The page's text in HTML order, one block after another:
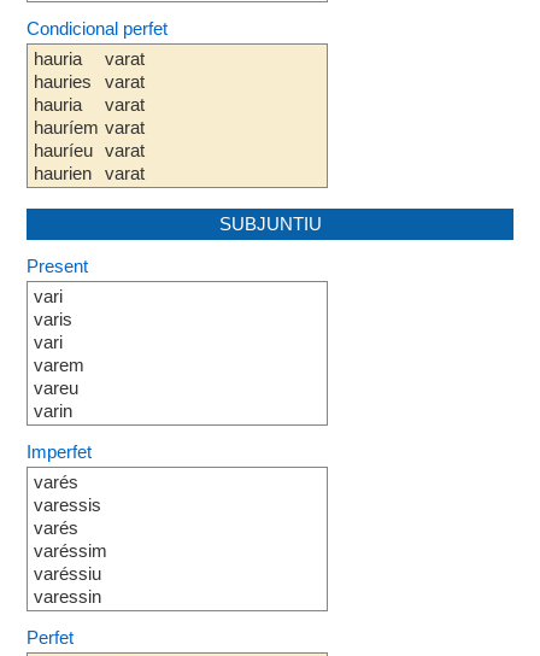
Condicional perfet
hauria
hauries
hauria
hauríem
hauríeu
haurien
varat
varat
varat
varat
varat
varat
SUBJUNTIU
Present
vari
varis
vari
varem
vareu
varin
Imperfet
varés
varessis
varés
varéssim
varéssiu
varessin
Perfet